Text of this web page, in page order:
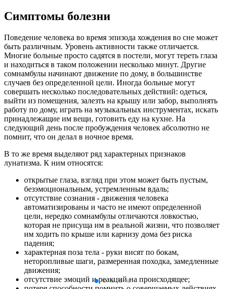
Симптомы болезни
Поведение человека во время эпизода хождения во сне может
быть различным. Уровень активности также отличается.
Многие больные просто садятся в постели, могут тереть глаза
и находиться в таком положении несколько минут. Другие
сомнамбулы начинают движение по дому, в большинстве
случаев без определенной цели. Иногда больные могут
совершать несколько последовательных действий: одеться,
выйти из помещения, залезть на крышу или забор, выполнять
работу по дому, играть на музыкальных инструментах, искать
принадлежащие им вещи, готовить еду на кухне. На
следующий день после пробуждения человек абсолютно не
помнит, что он делал в ночное время.
В то же время выделяют ряд характерных признаков
лунатизма. К ним относятся:
открытые глаза, взгляд при этом может быть пустым,
безэмоциональным, устремленным вдаль;
отсутствие сознания - движения человека
автоматизированы и часто не имеют определенной
цели, нередко сомнамбулы отличаются ловкостью,
которая не присуща им в реальной жизни, что позволяет
им ходить по крыше или карнизу дома без риска
падения;
характерная поза тела - руки висят по бокам,
неторопливые шаги, размеренная походка, замедленные
движения;
отсутствие эмоций и реакций на происходящее;